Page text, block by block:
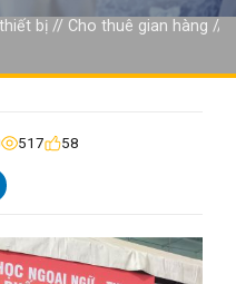
bị // Cho thuê gian hàng //
517 58